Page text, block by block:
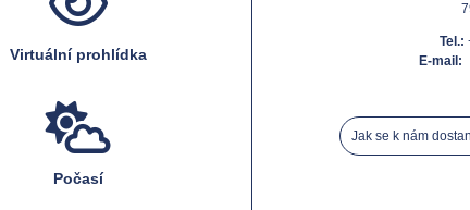
Virtuální prohlídka
Počasí
Tel.:
E-mail:
Jak se k nám